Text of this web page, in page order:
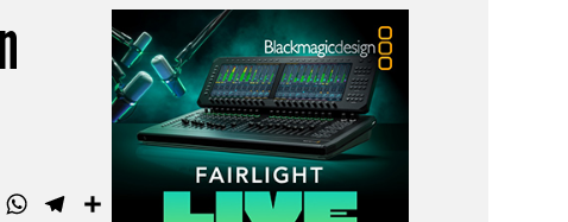
FacebookWhatsAppTelegramCompartir